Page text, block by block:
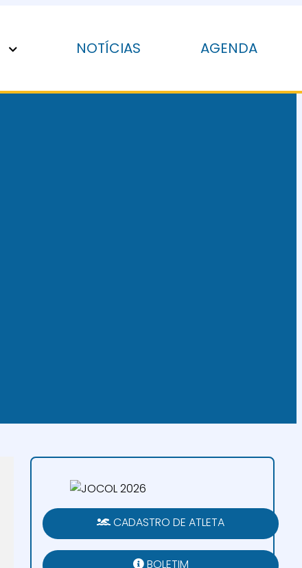
NOTÍCIAS AGENDA
CADASTRO DE ATLETA
BOLETIM